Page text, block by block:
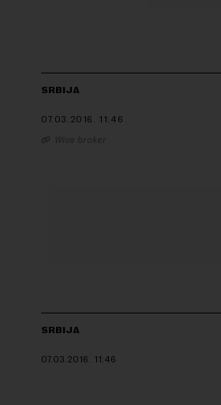
SRBIJA
07.03.2016. 11:46
Wise broker
SRBIJA
07.03.2016. 11:46